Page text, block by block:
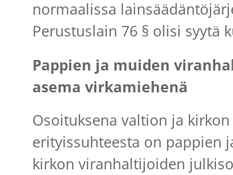
normaalissa
Perustuslain 76 § olisi syytä
Pappien ja muiden
asema virkamiehenä
Osoituksena valtion ja
erityissuhteesta on pappien
kirkon viranhaltijoiden